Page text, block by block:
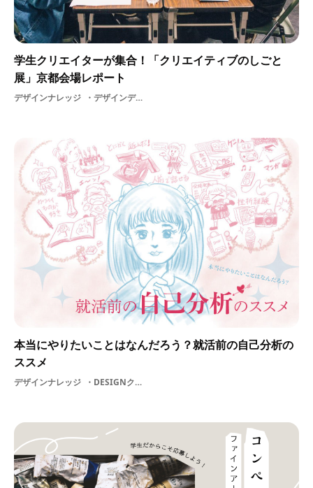
学生クリエイターが集合！「クリエイティブのしごと
展」京都会場レポート
デザインナレッジ デザインデジタルイラストWebデザイナーしごと展2018クリエイター支援ゲームスキルしごと展ビビビット
本当にやりたいことはなんだろう？就活前の自己分析の
ススメ
デザインナレッジ DESIGNクリエイター支援リサーチ仕事企業初心者自己分析学生デザイン採用就活職種